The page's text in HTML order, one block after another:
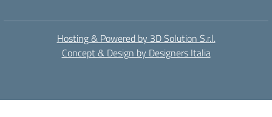
Hosting & Powered by 3D Solution S.r.l.
Concept & Design by Designers Italia